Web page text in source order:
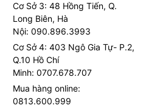
Cơ Sở 3: 48 Hồng Tiến, Q.
Long Biên, Hà
Nội: 090.896.3993
Cơ Sở 4: 403 Ngô Gia Tự- P.2,
Q.10 Hồ Chí
Minh: 0707.678.707
Mua hàng online:
0813.600.999